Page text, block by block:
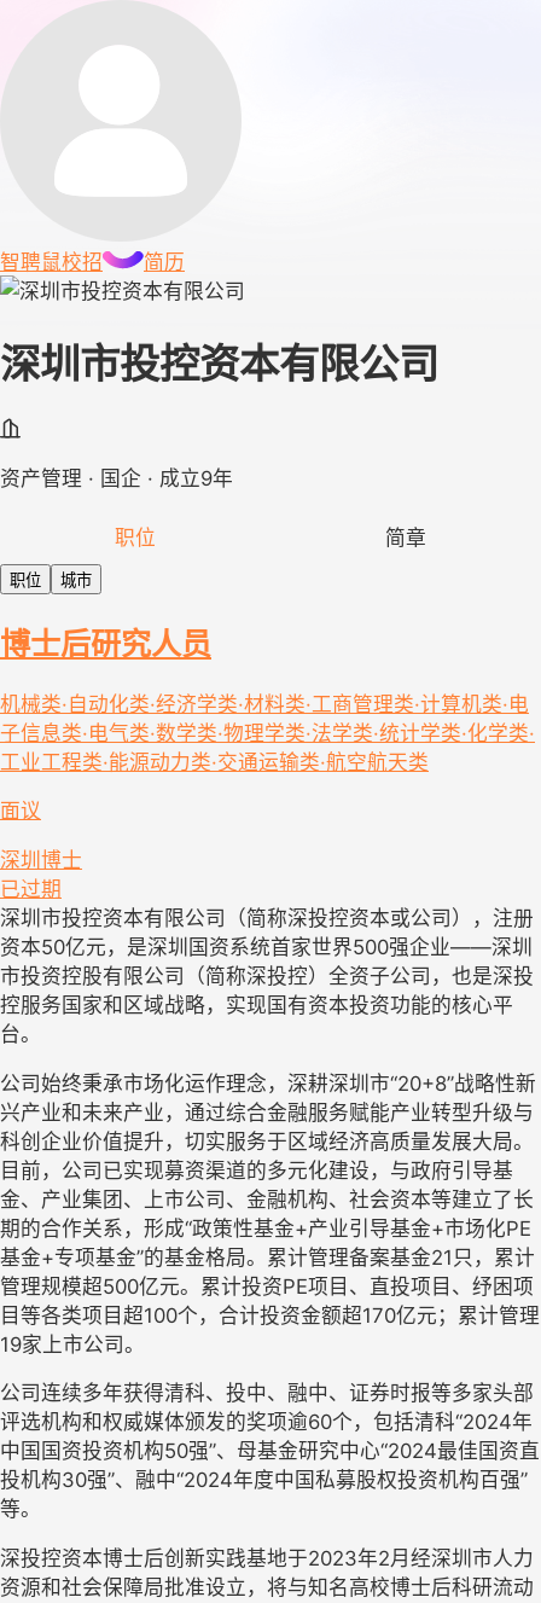
智聘鼠校招 简历
深圳市投控资本有限公司
资产管理 · 国企 · 成立9年
职位 简章
职位 城市
博士后研究人员
机械类·自动化类·经济学类·材料类·工商管理类·计算机类·电
子信息类·电气类·数学类·物理学类·法学类·统计学类·化学类·
工业工程类·能源动力类·交通运输类·航空航天类
面议
深圳 博士
已过期
深圳市投控资本有限公司（简称深投控资本或公司），注册
资本50亿元，是深圳国资系统首家世界500强企业——深圳
市投资控股有限公司（简称深投控）全资子公司， 也是深投
控服务国家和区域战略，实现国有资本投资功能的核心平
台。
公司始终秉承市场化运作理念， 深耕深圳市“20+8”战略性新
兴产业和未来产业，通过综合金融服务赋能产业转型升级与
科创企业价值提升 ，切实服务于区域经济高质量发展大局。
目前，公司已实现募资渠道的多元化建设，与政府引导基
金、产业集团、上市公司、金融机构、社会资本等建立了长
期的合作关系，形成“政策性基金+产业引导基金+市场化PE
基金+专项基金”的基金格局。累计管理备案基金21 只，累计
管理规模超500亿元。累计投资PE项目、直投项目、纾困项
目等各类项目超100个，合计投资金额超170亿元；累计管理
19家上市公司。
公司连续多年获得清科、投中、融中、证券时报等多家头部
评选机构和权威媒体颁发的奖项逾60个，包括清科“2024年
中国国资投资机构50强”、母基金研究中心“2024最佳国资直
投机构30强”、融中“2024年度中国私募股权投资机构百强”
等。
深投控资本博士后创新实践基地于2023年2月经深圳市人力
资源和社会保障局批准设立，将与知名高校博士后科研流动